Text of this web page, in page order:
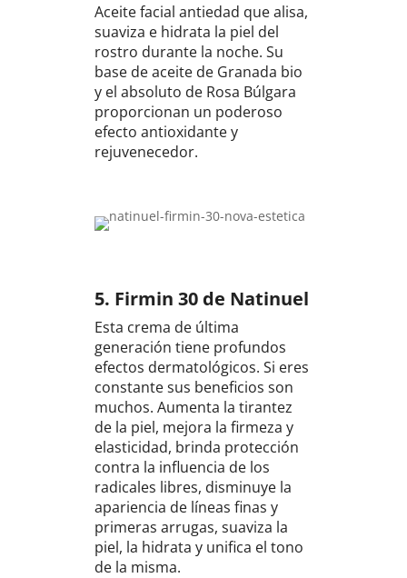
Aceite facial antiedad que alisa,
suaviza e hidrata la piel del
rostro durante la noche. Su
base de aceite de Granada bio
y el absoluto de Rosa Búlgara
proporcionan un poderoso
efecto antioxidante y
rejuvenecedor.
5. Firmin 30 de Natinuel
Esta crema de última
generación tiene profundos
efectos dermatológicos. Si eres
constante sus beneficios son
muchos. Aumenta la tirantez
de la piel, mejora la firmeza y
elasticidad, brinda protección
contra la influencia de los
radicales libres, disminuye la
apariencia de líneas finas y
primeras arrugas, suaviza la
piel, la hidrata y unifica el tono
de la misma.